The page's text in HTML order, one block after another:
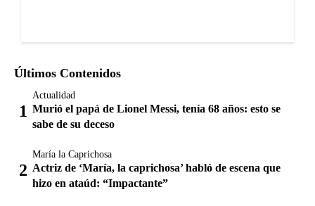
Últimos Contenidos
Actualidad
Murió el papá de Lionel Messi, tenía 68 años: esto se
sabe de su deceso
María la Caprichosa
Actriz de ‘María, la caprichosa’ habló de escena que
hizo en ataúd: “Impactante”